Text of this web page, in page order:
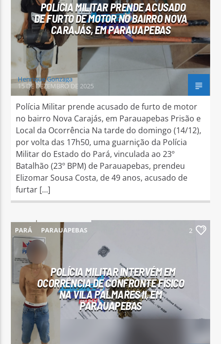
POLÍCIA MILITAR PRENDE ACUSADO
DE FURTO DE MOTOR NO BAIRRO NOVA
CARAJÁS, EM PARAUAPEBAS
Henrique Gonzaga
15 DE DEZEMBRO DE 2025
Polícia Militar prende acusado de furto de motor
no bairro Nova Carajás, em Parauapebas Prisão e
Local da Ocorrência Na tarde do domingo (14/12),
por volta das 17h50, uma guarnição da Polícia
Militar do Estado do Pará, vinculada ao 23º
Batalhão (23º BPM) de Parauapebas, prendeu
Elizomar Sousa Costa, de 49 anos, acusado de
furtar […]
PARÁ PARAUAPEBAS 2
POLÍCIA MILITAR INTERVÉM EM
OCORRÊNCIA DE CONFRONTE FÍSICO
NA VILA PALMARES II, EM
PARAUAPEBAS